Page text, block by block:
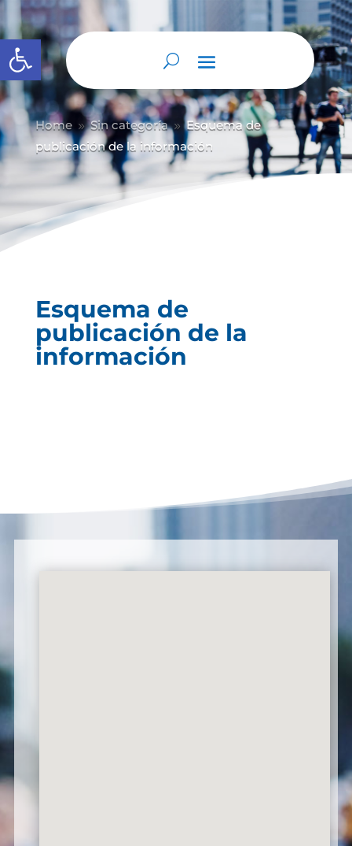
Abrir barra de herramientas
Home 9 Sin categoría 9 Esquema de
publicación de la información
Esquema de
publicación de la
información